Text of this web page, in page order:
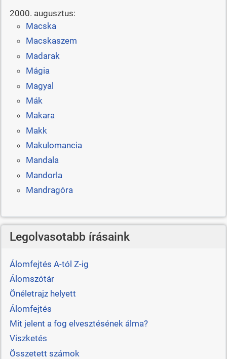
2000. augusztus:
Macska
Macskaszem
Madarak
Mágia
Magyal
Mák
Makara
Makk
Makulomancia
Mandala
Mandorla
Mandragóra
Legolvasotabb írásaink
Álomfejtés A-tól Z-ig
Álomszótár
Önéletrajz helyett
Álomfejtés
Mit jelent a fog elvesztésének álma?
Viszketés
Összetett számok